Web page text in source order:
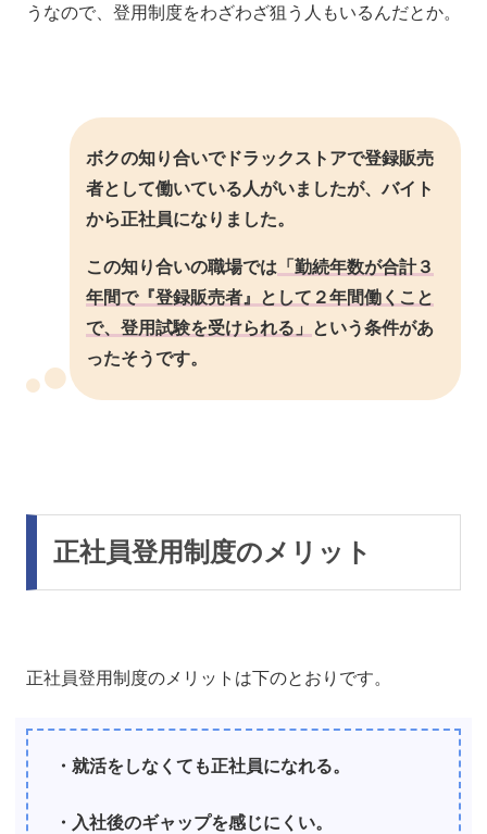
うなので、登用制度をわざわざ狙う人もいるんだとか。
ボクの知り合いでドラックストアで登録販売
者として働いている人がいましたが、バイト
から正社員になりました。
この知り合いの職場では 「勤続年数が合計３
年間で『登録販売者』として２年間働くこと
で、登用試験を受けられる」
という条件があ
ったそうです。
正社員登用制度のメリット
正社員登用制度のメリットは下のとおりです。
・就活をしなくても正社員になれる。
・入社後のギャップを感じにくい。